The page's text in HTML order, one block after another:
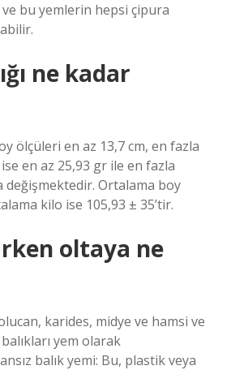
bu yemlerin hepsi çipura
ne kadar
ölçüleri en az 13,7 cm, en fazla
ise en az 25,93 gr ile en fazla
değişmektedir. Ortalama boy
kilo ise 105,93 ± 35’tir.
oltaya ne
karides, midye ve hamsi ve
yem olarak
balık yemi: Bu, plastik veya